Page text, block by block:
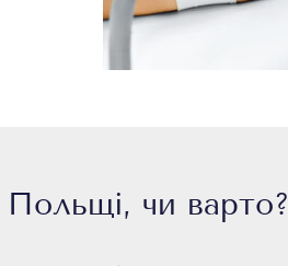
Польщі, чи варто?